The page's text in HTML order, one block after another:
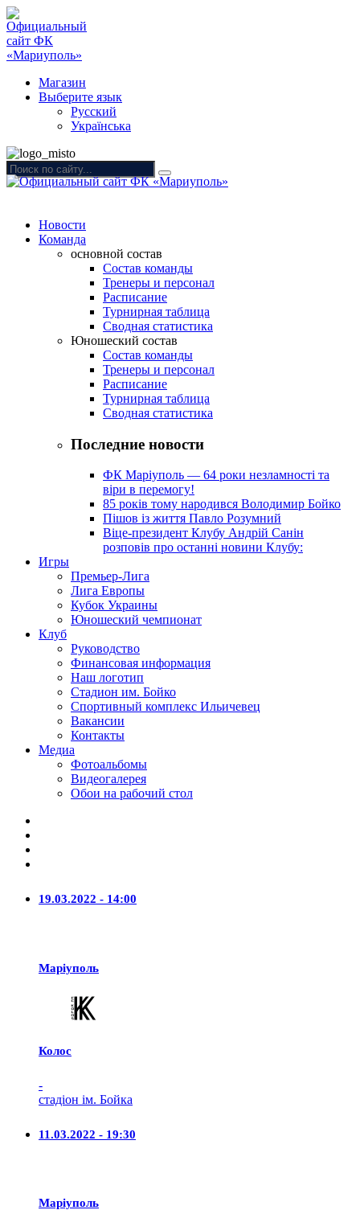
Магазин
Выберите язык
Русский
Українська
Новости
Команда
основной состав
Состав команды
Тренеры и персонал
Расписание
Турнирная таблица
Сводная статистика
Юношеский состав
Состав команды
Тренеры и персонал
Расписание
Турнирная таблица
Сводная статистика
Последние новости
ФК Маріуполь — 64 роки незламності та
віри в перемогу!
85 років тому народився Володимир Бойко
Пішов із життя Павло Розумний
Віце-президент Клубу Андрій Санін
розповів про останні новини Клубу:
Игры
Премьер-Лига
Лига Европы
Кубок Украины
Юношеский чемпионат
Клуб
Руководство
Финансовая информация
Наш логотип
Стадион им. Бойко
Спортивный комплекс Ильичевец
Вакансии
Контакты
Медиа
Фотоальбомы
Видеогалерея
Обои на рабочий стол
19.03.2022 - 14:00
Маріуполь
Колос
-
стадіон ім. Бойка
11.03.2022 - 19:30
Маріуполь